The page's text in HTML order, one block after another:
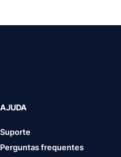
AJUDA
Suporte
Perguntas frequentes